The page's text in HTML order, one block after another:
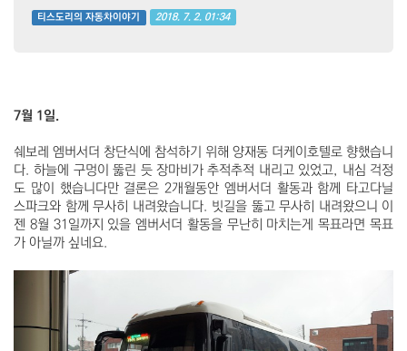
티스도리의 자동차이야기 2018. 7. 2. 01:34
7월 1일.
쉐보레 엠버서더 창단식에 참석하기 위해 양재동 더케이호텔로 향했습니
다. 하늘에 구멍이 뚫린 듯 장마비가 추적추적 내리고 있었고, 내심 걱정
도 많이 했습니다만 결론은 2개월동안 엠버서더 활동과 함께 타고다닐
스파크와 함께 무사히 내려왔습니다. 빗길을 뚫고 무사히 내려왔으니 이
젠 8월 31일까지 있을 엠버서더 활동을 무난히 마치는게 목표라면 목표
가 아닐까 싶네요.